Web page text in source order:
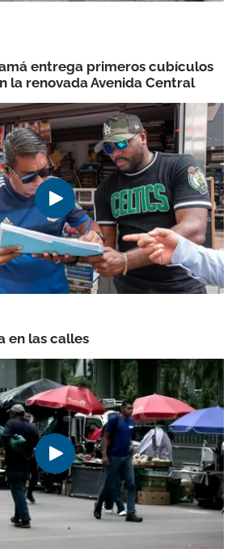
entrega primeros cubículos
la renovada Avenida Central
en las calles